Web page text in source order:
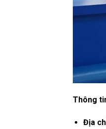
Thông
Địa